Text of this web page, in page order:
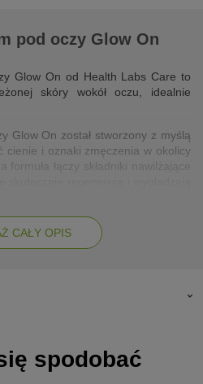
pod oczy Glow On
Glow On od Health Labs Care to
skóry wokół oczu, idealnie
Glow On został stworzony z myślą
cienie i oznaki zmęczenia w okolicy
łączy składniki nawilżające
skórze optymalny poziom
przesuszeniem.
CAŁY OPIS
spodobać